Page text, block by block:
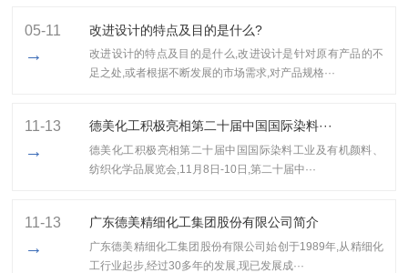
05-11
→
改进设计的特点及目的是什么?
改进设计的特点及目的是什么,改进设计是针对原有产品的不
足之处,或者根据不断发展的市场需求,对产品规格···
11-13
→
德美化工积极亮相第二十届中国国际染料···
德美化工积极亮相第二十届中国国际染料工业及有机颜料、
纺织化学品展览会,11月8日-10日,第二十届中···
11-13
→
广东德美精细化工集团股份有限公司简介
广东德美精细化工集团股份有限公司始创于1989年,从精细化
工行业起步,经过30多年的发展,现已发展成···